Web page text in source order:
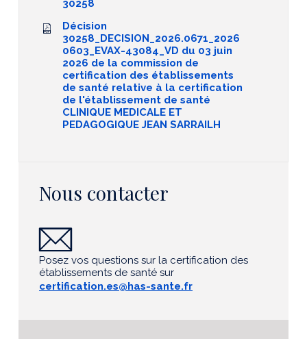
30258
Décision
30258_DECISION_2026.0671_2026
0603_EVAX-43084_VD du 03 juin
2026 de la commission de
certification des établissements
de santé relative à la certification
de l'établissement de santé
CLINIQUE MEDICALE ET
PEDAGOGIQUE JEAN SARRAILH
Nous contacter
Posez vos questions sur la certification des
établissements de santé sur
certification.es@has-sante.fr